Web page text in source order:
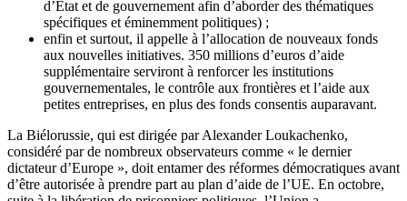
d’Etat et de gouvernement afin d’aborder des thématiques
spécifiques et éminemment politiques) ;
enfin et surtout, il appelle à l’allocation de nouveaux fonds
aux nouvelles initiatives. 350 millions d’euros d’aide
supplémentaire serviront à renforcer les institutions
gouvernementales, le contrôle aux frontières et l’aide aux
petites entreprises, en plus des fonds consentis auparavant.
La Biélorussie, qui est dirigée par Alexander Loukachenko,
considéré par de nombreux observateurs comme « le dernier
dictateur d’Europe », doit entamer des réformes démocratiques avant
d’être autorisée à prendre part au plan d’aide de l’UE. En octobre,